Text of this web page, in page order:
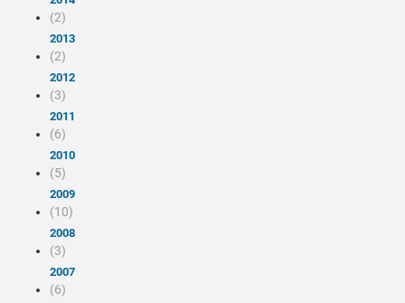
(2)
2013
(2)
2012
(3)
2011
(6)
2010
(5)
2009
(10)
2008
(3)
2007
(6)